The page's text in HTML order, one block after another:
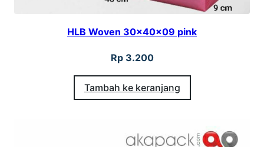
HLB Woven 30x40x09 pink
Rp3.200
Tambah ke keranjang